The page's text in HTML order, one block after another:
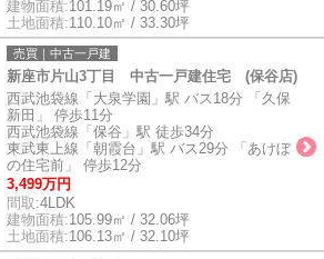
建物面積:101.19㎡ / 30.60坪
土地面積:110.10㎡ / 33.30坪
売買｜中古一戸建
新座市片山3丁目 中古一戸建住宅 (保谷店)
西武池袋線「大泉学園」駅 バス18分 「久保
新田」 停歩11分
西武池袋線「保谷」駅 徒歩34分
東武東上線「朝霞台」駅 バス29分 「あけぼ
の住宅前」 停歩12分
3,499万円
間取:4LDK
建物面積:105.99㎡ / 32.06坪
土地面積:106.13㎡ / 32.10坪